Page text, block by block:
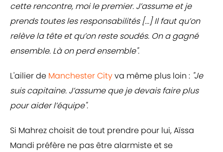
cette rencontre, moi le premier. J’assume et je
prends toutes les responsabilités [...] Il faut qu’on
relève la tête et qu’on reste soudés. On a gagné
ensemble. Là on perd ensemble".
L'ailier de Manchester Cityva même plus loin : "Je
suis capitaine. J’assume que je devais faire plus
pour aider l’équipe".
Si Mahrez choisit de tout prendre pour lui, Aïssa
Mandi préfère ne pas être alarmiste et se